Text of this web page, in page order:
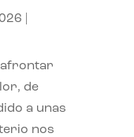
afrontar
de
a unas
nos